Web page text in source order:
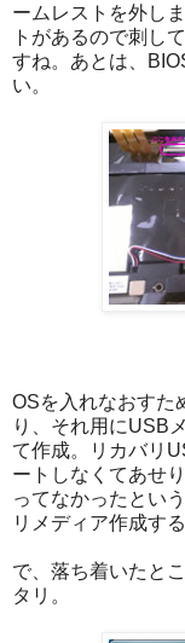
ームレストを外し
トがあるので刺し
すね。あとは、
い。
OSを入れなおすた
り、それ用にUSB
て作成。リカバリ
ートしなくてあせ
ってなかったとい
リメディア作成す
で、落ち着いたと
タリ。